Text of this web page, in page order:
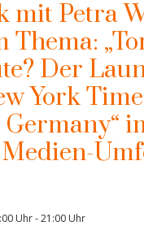
mit Petra
Thema:
Der
York
Uhr-21:00 Uhr